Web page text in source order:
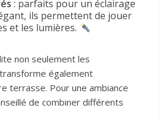
: parfaits pour un éclairage
ils permettent de jouer
et les lumières.
non seulement les
également
terrasse. Pour une ambiance
de combiner différents